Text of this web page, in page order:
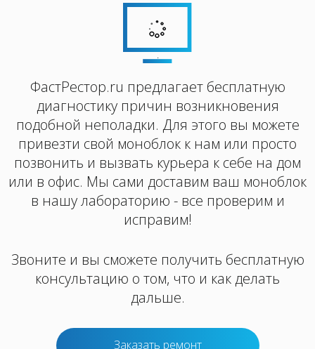
.
ФастРестор.ru предлагает бесплатную
диагностику причин возникновения
подобной неполадки. Для этого вы можете
привезти свой моноблок к нам или просто
позвонить и вызвать курьера к себе на дом
или в офис. Мы сами доставим ваш моноблок
в нашу лабораторию - все проверим и
исправим!
Звоните и вы сможете получить бесплатную
консультацию о том, что и как делать
дальше.
Заказать ремонт